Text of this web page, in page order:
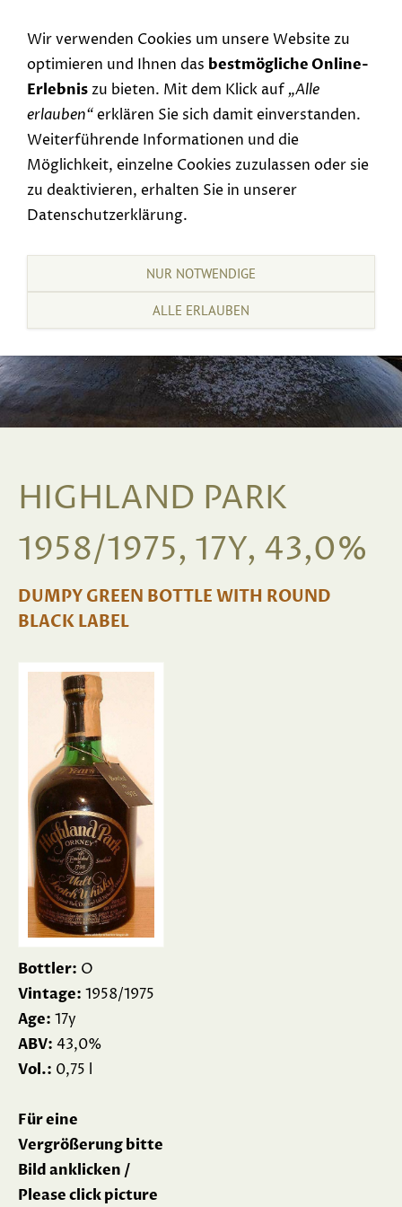
HIGHLAND PARK
1958/1975, 17Y, 43,0%
DUMPY GREEN BOTTLE WITH ROUND
BLACK LABEL
Bottler: O
Vintage: 1958/1975
Age: 17y
ABV: 43,0%
Vol.: 0,75 l
Für eine
Vergrößerung bitte
Bild anklicken /
Please click picture
Wir verwenden Cookies um unsere Website zu
optimieren und Ihnen das bestmögliche Online-
Erlebniszu bieten. Mit dem Klick auf „Alle
erlauben“erklären Sie sich damit einverstanden.
Weiterführende Informationen und die
Möglichkeit, einzelne Cookies zuzulassen oder sie
zu deaktivieren, erhalten Sie in unserer
Datenschutzerklärung.
NUR NOTWENDIGE
ALLE ERLAUBEN